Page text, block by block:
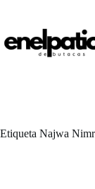
contenido
Etiqueta Najwa